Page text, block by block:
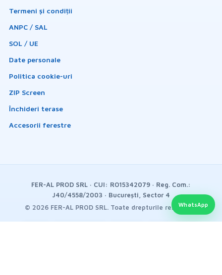
Termeni și condiții
ANPC / SAL
SOL / UE
Date personale
Politica cookie-uri
ZIP Screen
Închideri terase
Accesorii ferestre
FER-AL PROD SRL · CUI: RO15342079 · Reg. Com.:
J40/4558/2003 · București, Sector 4
WhatsApp